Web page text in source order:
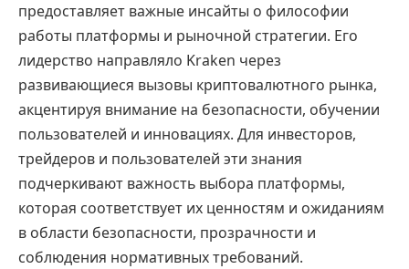
предоставляет важные инсайты о философии
работы платформы и рыночной стратегии. Его
лидерство направляло Kraken через
развивающиеся вызовы криптовалютного рынка,
акцентируя внимание на безопасности, обучении
пользователей и инновациях. Для инвесторов,
трейдеров и пользователей эти знания
подчеркивают важность выбора платформы,
которая соответствует их ценностям и ожиданиям
в области безопасности, прозрачности и
соблюдения нормативных требований.